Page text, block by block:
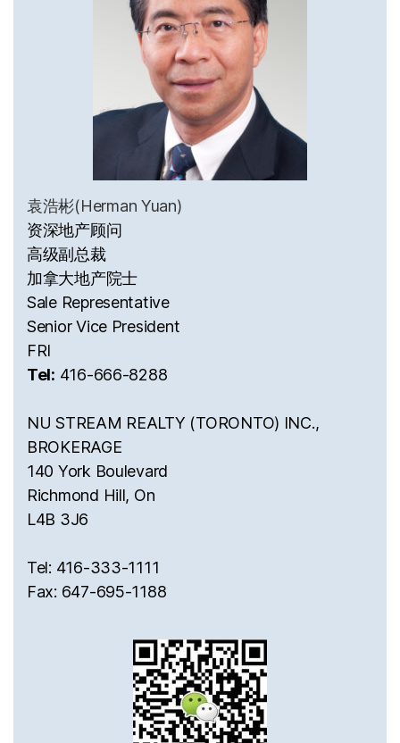
袁浩彬(Herman Yuan)
资深地产顾问
高级副总裁
加拿大地产院士
Sale Representative
Senior Vice President
FRI
Tel: 416-666-8288
NU STREAM REALTY (TORONTO) INC.,
BROKERAGE
140 York Boulevard
Richmond Hill, On
L4B 3J6
Tel: 416-333-1111
Fax: 647-695-1188